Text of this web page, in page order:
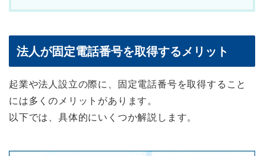
法人が固定電話番号を取得するメリット
起業や法人設立の際に、固定電話番号を取得すること
には多くのメリットがあります。
以下では、具体的にいくつか解説します。